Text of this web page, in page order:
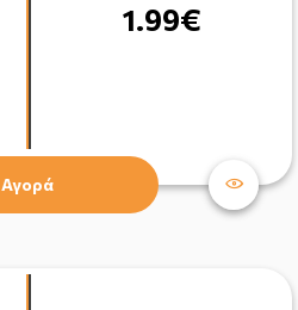
1.99€
Αγορά